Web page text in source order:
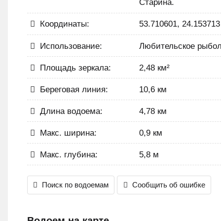
Старина.
Координаты: 53.710601, 24.153713
Использование: Любительское
Площадь зеркала: 2,48 км²
Береговая линия: 10,6 км
Длина водоема: 4,78 км
Макс. ширина: 0,9 км
Макс. глубина: 5,8 м
Поиск по водоемам Сообщить об ошибке